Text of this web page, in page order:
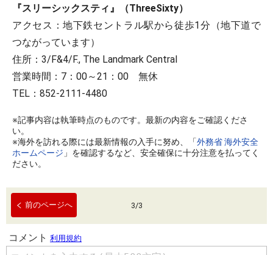
『スリーシックスティ』（ThreeSixty）
アクセス：地下鉄セントラル駅から徒歩1分（地下道で
つながっています）
住所：3/F&4/F., The Landmark Central
営業時間：7：00～21：00 無休
TEL：852-2111-4480
※記事内容は執筆時点のものです。最新の内容をご確認くださ
い。
※海外を訪れる際には最新情報の入手に努め、「外務省 海外安全
ホームページ 」を確認するなど、安全確保に十分注意を払ってく
ださい。
前のページへ 3/3